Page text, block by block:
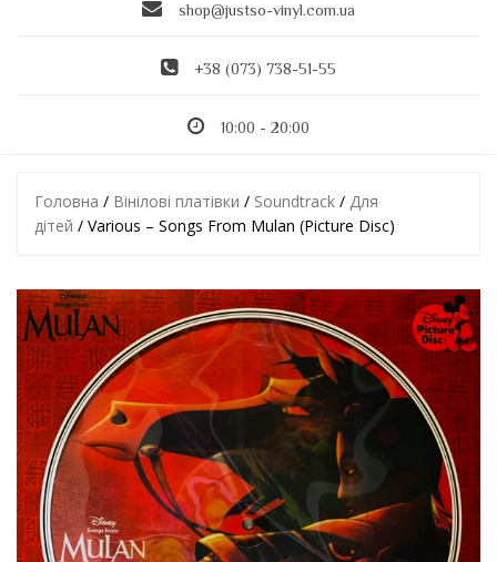
shop@justso-vinyl.com.ua
+38 (073) 738-51-55
10:00 - 20:00
Головна / Вінілові платівки / Soundtrack / Для
дітей / Various – Songs From Mulan (Picture Disc)